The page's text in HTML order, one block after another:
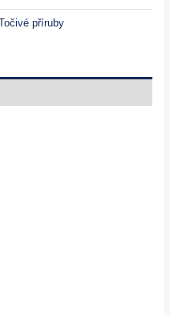
Točivé příruby